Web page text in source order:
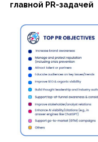
главной PR-задачей